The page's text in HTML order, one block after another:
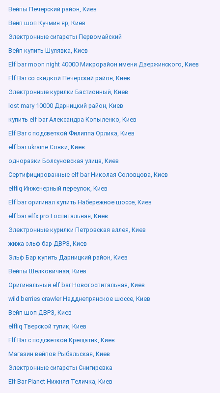
Вейпы Печерский район, Киев
Вейп шоп Кучмин яр, Киев
Электронные сигареты Первомайский
Вейп купить Шулявка, Киев
Elf bar moon night 40000 Микрорайон имени Дзержинского, Киев
Elf Bar со скидкой Печерский район, Киев
Электронные курилки Бастионный, Киев
lost mary 10000 Дарницкий район, Киев
купить elf bar Александра Копыленко, Киев
Elf Bar с подсветкой Филиппа Орлика, Киев
elf bar ukraine Совки, Киев
одноразки Болсуновская улица, Киев
Сертифицированные elf bar Николая Соловцова, Киев
elfliq Инженерный переулок, Киев
Elf bar оригинал купить Набережное шоссе, Киев
elf bar elfx pro Госпитальная, Киев
Электронные курилки Петровская аллея, Киев
жижа эльф бар ДВРЗ, Киев
Эльф Бар купить Дарницкий район, Киев
Вейпы Шелковичная, Киев
Оригинальный elf bar Новогоспитальная, Киев
wild berries crawler Надднепрянское шоссе, Киев
Вейп шоп ДВРЗ, Киев
elfliq Тверской тупик, Киев
Elf Bar с подсветкой Крещатик, Киев
Магазин вейпов Рыбальская, Киев
Электронные сигареты Снигиревка
Elf Bar Planet Нижняя Теличка, Киев